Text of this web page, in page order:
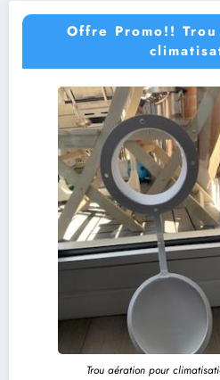
Offre Promo!!
Trou aération pour